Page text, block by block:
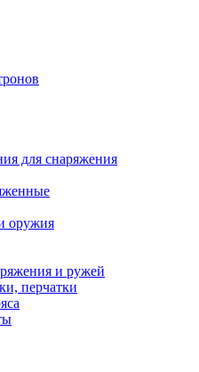
для снаряжения
оружия
и ружей
перчатки